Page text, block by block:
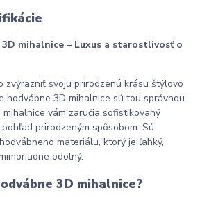
mihalnice – Luxus a starostlivosť o
zvýrazniť svoju prirodzenú krásu štýlovo
hodvábne 3D mihalnice sú tou správnou
vám zaručia sofistikovaný
prirodzeným spôsobom. Sú
materiálu, ktorý je ľahký,
odolný.
3D mihalnice?